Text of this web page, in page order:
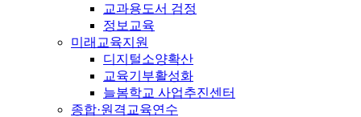
교과용도서 검정
정보교육
미래교육지원
디지털소양확산
교육기부활성화
늘봄학교 사업추진센터
종합·원격교육연수